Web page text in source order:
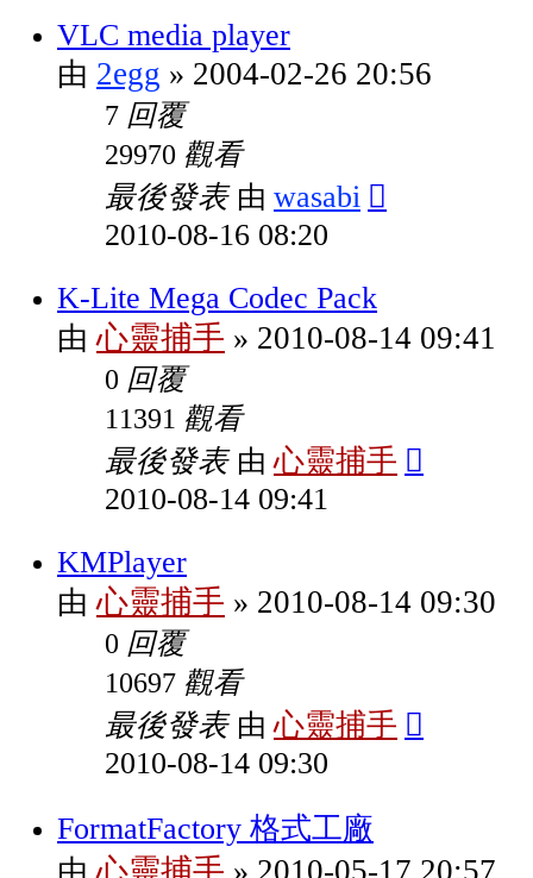
VLC media player
由 2egg » 2004-02-26 20:56
7 回覆
29970 觀看
最後發表 由 wasabi
2010-08-16 08:20
K-Lite Mega Codec Pack
由心靈捕手 » 2010-08-14 09:41
0 回覆
11391 觀看
最後發表 由心靈捕手
2010-08-14 09:41
KMPlayer
由心靈捕手 » 2010-08-14 09:30
0 回覆
10697 觀看
最後發表 由心靈捕手
2010-08-14 09:30
FormatFactory 格式工廠